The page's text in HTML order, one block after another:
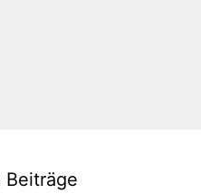
Beiträge